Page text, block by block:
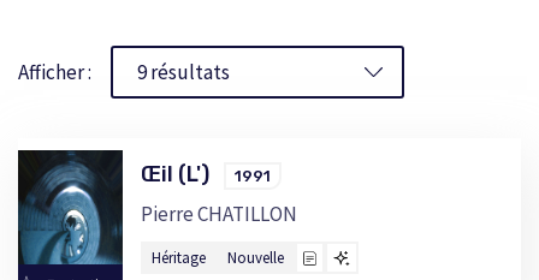
Afficher :
Œil (L') 1991
Pierre CHATILLON
Héritage Nouvelle